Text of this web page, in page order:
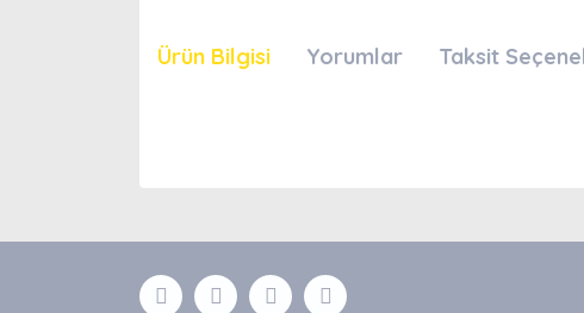
Ürün Bilgisi Yorumlar Taksit
Ürün açıklamasında eksik bilgiler bulunuyor.